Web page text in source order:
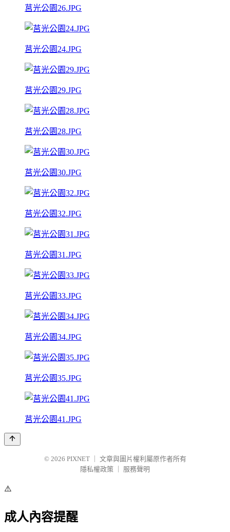
莒光公園26.JPG
莒光公園24.JPG
莒光公園29.JPG
莒光公園28.JPG
莒光公園30.JPG
莒光公園32.JPG
莒光公園31.JPG
莒光公園33.JPG
莒光公園34.JPG
莒光公園35.JPG
莒光公園41.JPG
© 2026 PIXNET
文章與圖片權利屬原作者所有
隱私權政策
服務聲明
⚠️
成人內容提醒